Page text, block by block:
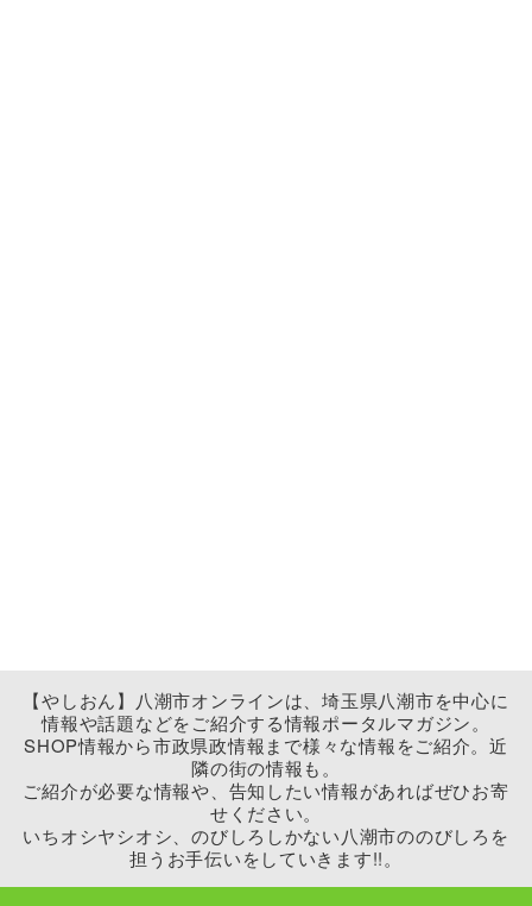
【やしおん】八潮市オンラインは、埼玉県八潮市を中心に
情報や話題などをご紹介する情報ポータルマガジン。
SHOP情報から市政県政情報まで様々な情報をご紹介。近
隣の街の情報も。
ご紹介が必要な情報や、告知したい情報があればぜひお寄
せください。
いちオシヤシオシ、のびしろしかない八潮市ののびしろを
担うお手伝いをしていきます!!。